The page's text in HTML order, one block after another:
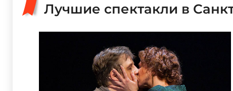
Лучшие спектакли в